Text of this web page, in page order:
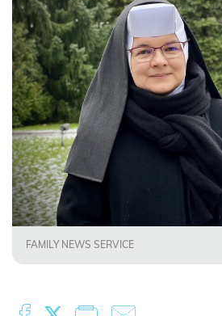
FAMILY NEWS SERVICE